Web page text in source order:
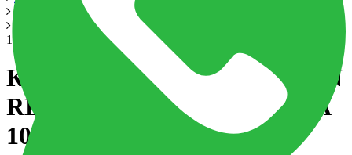
Керамогранит MANHATTON RECTIFICADO 1800 PERLA
100x100 см
Керамогранит MANHATTON
RECTIFICADO 1800 PERLA
100x100 см